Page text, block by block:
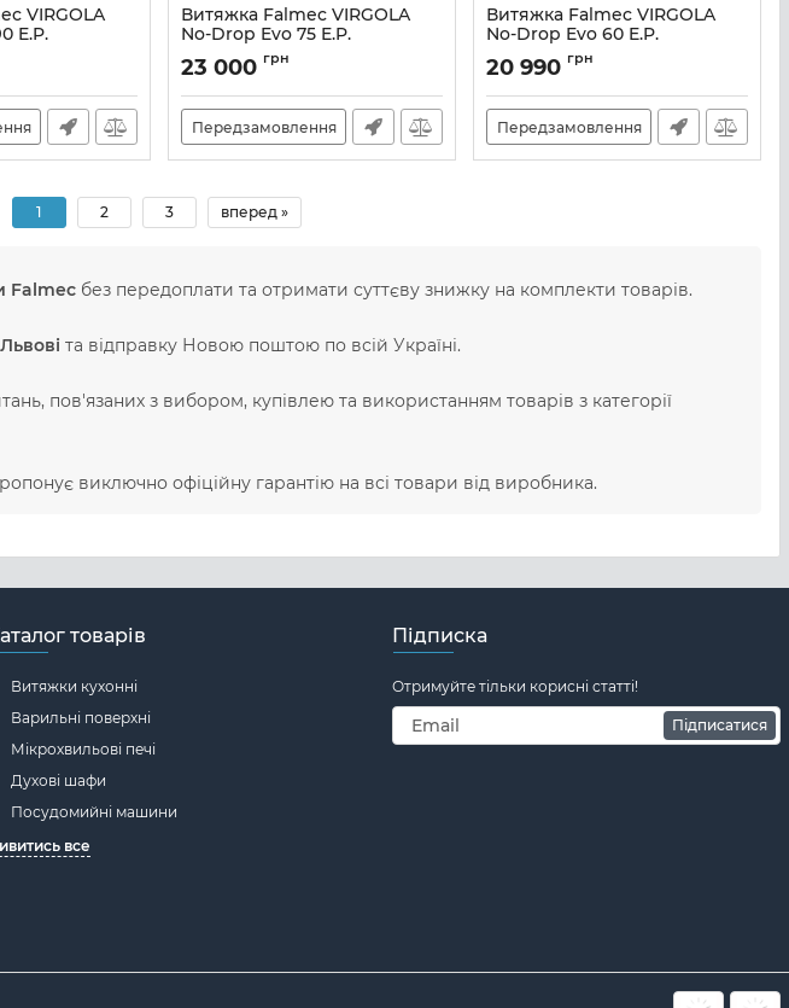
VIRGOLA
E.P.
Витяжка Falmec VIRGOLA
No-Drop Evo 75 E.P.
Артикул:M101380
23 000 грн
Передзамовлення
Витяжка Falmec VIRGOLA
No-Drop Evo 60 E.P.
Артикул:M101302
20 990 грн
Передзамовлення
1 2 3 вперед »
Falmec без передоплати та отримати суттєву знижку на комплекти товарів.
Львові та відправку Новою поштою по всій Україні.
пов'язаних з вибором, купівлею та використанням товарів з категорії
виключно офіційну гарантію на всі товари від виробника.
товарів
Витяжки кухонні
Варильні поверхні
Мікрохвильові печі
Духові шафи
Посудомийні машини
все
Підписка
Отримуйте тільки корисні статті!
Підписатися